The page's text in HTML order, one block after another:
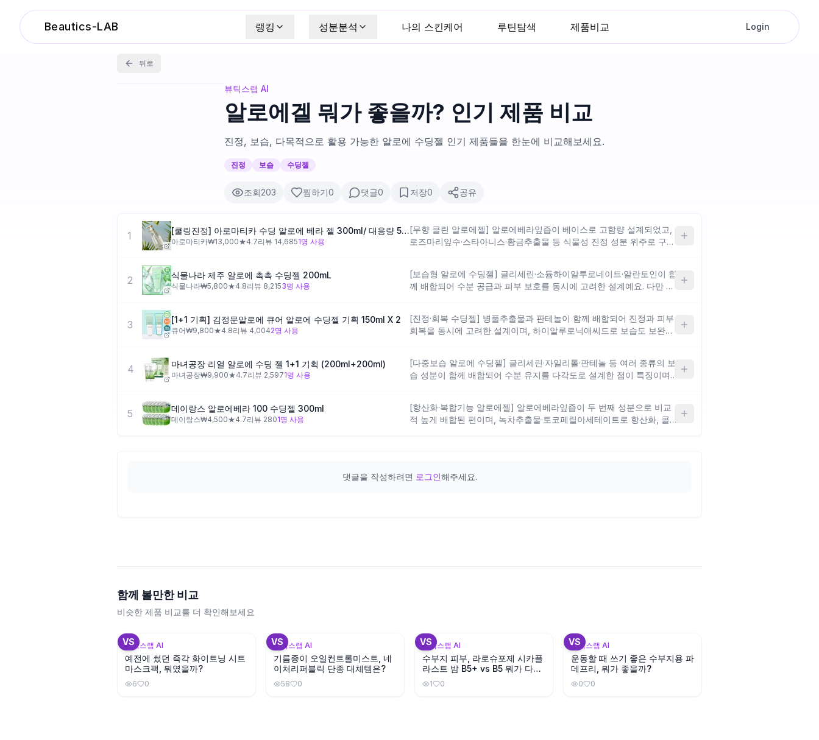
Beautics-LAB 랭킹 성분분석 나의 스킨케어 루틴탐색 제품비교 Login
뒤로
뷰틱스랩 AI
알로에겔 뭐가 좋을까? 인기 제품 비교
진정, 보습, 다목적으로 활용 가능한 알로에 수딩젤 인기 제품들을 한눈에 비교해보세요.
진정 보습 수딩젤
조회203 찜하기0 댓글0 저장0 공유
1 [쿨링진정] 아로마티카 수딩 알로에 베라 젤 300ml/ 대용량 500ml 택 1
아로마티카₩13,000★4.7리뷰 14,6851명 사용
[무향 클린 알로에젤] 알로에베라잎즙이 베이스로 고함량 설계되었고,
로즈마리잎수·스타아니스·황금추출물 등 식물성 진정 성분 위주로 구성
히알루론산 계열 보습 성분이 없어 건조한 피부에는 수분감이 부족하게
느껴질 수 있어요.
2 식물나라 제주 알로에 촉촉 수딩젤 200mL
식물나라₩5,800★4.8리뷰 8,2153명 사용
[보습형 알로에 수딩젤] 글리세린·소듐하이알루로네이트·알란토인이 함
께 배합되어 수분 공급과 피부 보호를 동시에 고려한 설계예요. 다만 첫
수딩젤을 원하는 분께 적합한 구성이에요.
3 [1+1 기획] 김정문알로에 큐어 알로에 수딩젤 기획 150ml X 2
큐어₩9,800★4.8리뷰 4,0042명 사용
[진정·회복 수딩젤] 병풀추출물과 판테놀이 함께 배합되어 진정과 피부
회복을 동시에 고려한 설계이며, 하이알루로닉애씨드로 보습도 보완한
성에 초점이 맞춰진 제품이에요.
4 마녀공장 리얼 알로에 수딩 젤 1+1 기획 (200ml+200ml)
마녀공장₩9,900★4.7리뷰 2,5971명 사용
[다중보습 알로에 수딩젤] 글리세린·자일리톨·판테놀 등 여러 종류의 보
습 성분이 함께 배합되어 수분 유지를 다각도로 설계한 점이 특징이며,
종합적인 보습·진정 기능을 원하는 분께 적합한 구성이에요.
5 데이랑스 알로에베라 100 수딩젤 300ml
데이랑스₩4,500★4.7리뷰 2801명 사용
[항산화·복합기능 알로에젤] 알로에베라잎즙이 두 번째 성분으로 비교
적 높게 배합된 편이며, 녹차추출물·토코페릴아세테이트로 항산화, 콜
댓글을 작성하려면 로그인해주세요.
함께 볼만한 비교
비슷한 제품 비교를 더 확인해보세요
VS
뷰틱스랩 AI
예전에 썼던 즉각 화이트닝 시트
마스크팩, 뭐였을까?
6 0
VS
뷰틱스랩 AI
기름종이 오일컨트롤미스트, 네
이처리퍼블릭 단종 대체템은?
58 0
VS
뷰틱스랩 AI
수부지 피부, 라로슈포제 시카플
라스트 밤 B5+ vs B5 뭐가 다를
까?
1 0
VS
뷰틱스랩 AI
운동할 때 쓰기 좋은 수부지용 파
데프리, 뭐가 좋을까?
0 0